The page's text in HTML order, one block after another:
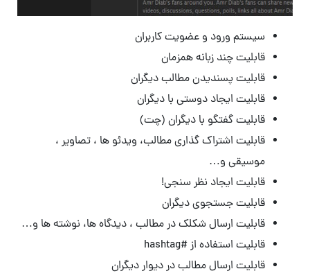
سیستم ورود و عضویت کاربران
قابلیت چند زبانه همزمان
قابلیت پسندیدن مطالب دیگران
قابلیت ایجاد دوستی با دیگران
قابلیت گفتگو با دیگران (چت)
قابلیت اشتراک گذاری مطالب، ویدئو ها ، تصاویر ،
موسیقی و…
قابلیت ایجاد نظر سنجی!
قابلیت جستجوی دیگران
قابلیت ارسال شکلک در مطالب ، دیدگاه ها، نوشته ها و…
قابلیت استفاده از #hashtag
قابلیت ارسال مطالب در دیوار دیگران